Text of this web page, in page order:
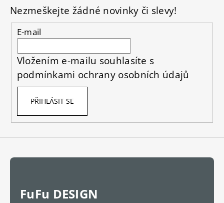
Nezmeškejte žádné novinky či slevy!
E-mail
Vložením e-mailu souhlasíte s
podmínkami ochrany osobních údajů
PŘIHLÁSIT SE
FuFu DESIGN